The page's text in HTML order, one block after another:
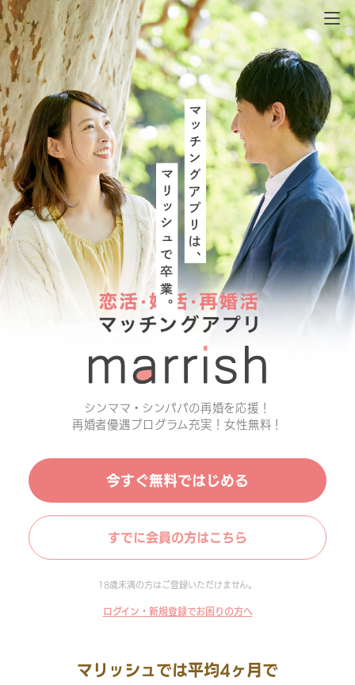
シンママ・シンパパの再婚を応援！
再婚者優遇プログラム充実！女性無料！
今すぐ無料ではじめる
すでに会員の方はこちら
18歳未満の方はご登録いただけません。
ログイン・新規登録でお困りの方へ
マリッシュでは平均4ヶ月で